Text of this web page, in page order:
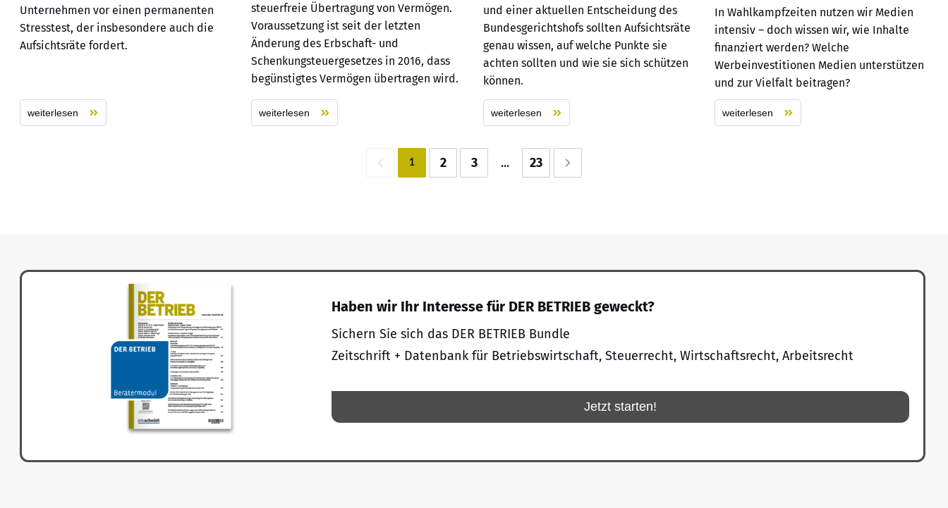
Unternehmen vor einen permanenten
Stresstest, der insbesondere auch die
Aufsichtsräte fordert.
weiterlesen
steuerfreie Übertragung von Vermögen.
Voraussetzung ist seit der letzten
Änderung des Erbschaft- und
Schenkungsteuergesetzes in 2016, dass
begünstigtes Vermögen übertragen wird.
weiterlesen
und einer aktuellen Entscheidung des
Bundesgerichtshofs sollten Aufsichtsräte
genau wissen, auf welche Punkte sie
achten sollten und wie sie sich schützen
können.
weiterlesen
In Wahlkampfzeiten nutzen wir Medien
intensiv – doch wissen wir, wie Inhalte
finanziert werden? Welche
Werbeinvestitionen Medien unterstützen
und zur Vielfalt beitragen?
weiterlesen
1 2 3 ... 23
Haben wir Ihr Interesse für DER BETRIEB geweckt?
Sichern Sie sich das DER BETRIEB Bundle
Zeitschrift + Datenbank für Betriebswirtschaft, Steuerrecht, Wirtschaftsrecht, Arbeitsrecht
Jetzt starten!